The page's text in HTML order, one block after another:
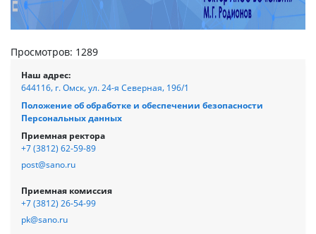
Просмотров: 1289
Наш адрес:
644116, г. Омск, ул. 24-я Северная, 196/1
Положение об обработке и обеспечении безопасности
Персональных данных
Приемная ректора
+7 (3812) 62-59-89
post@sano.ru
Приемная комиссия
+7 (3812) 26-54-99
pk@sano.ru